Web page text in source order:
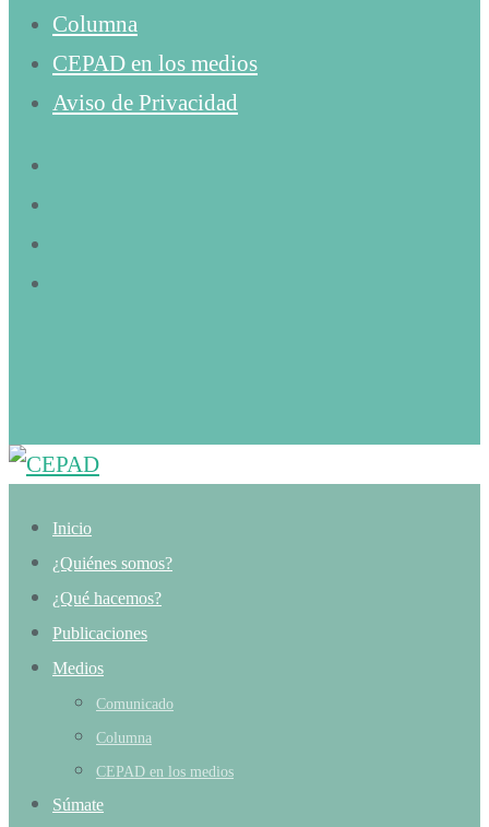
Columna
CEPAD en los medios
Aviso de Privacidad
Inicio
¿Quiénes somos?
¿Qué hacemos?
Publicaciones
Medios
Comunicado
Columna
CEPAD en los medios
Súmate